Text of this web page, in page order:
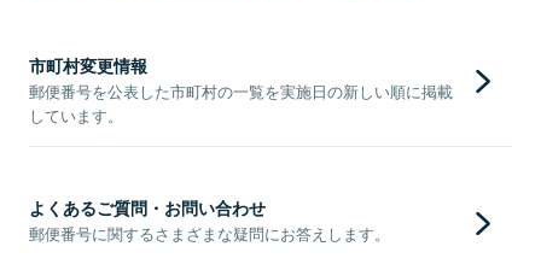
市町村変更情報
郵便番号を公表した市町村の一覧を実施日の新しい順に掲載
しています。
よくあるご質問・お問い合わせ
郵便番号に関するさまざまな疑問にお答えします。